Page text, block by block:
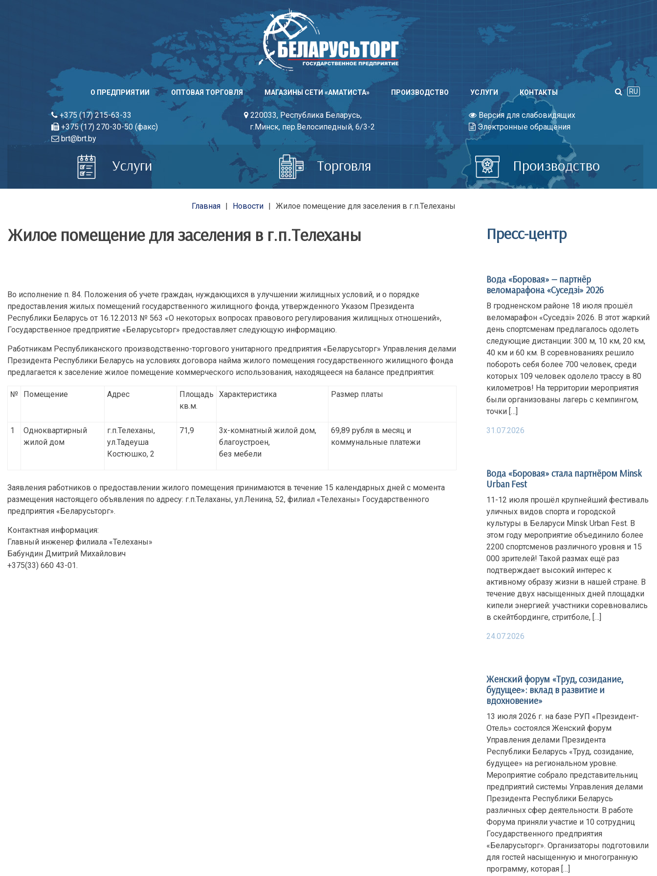
О ПРЕДПРИЯТИИ ОПТОВАЯ ТОРГОВЛЯ МАГАЗИНЫ СЕТИ «АМАТИСТА» ПРОИЗВОДСТВО УСЛУГИ КОНТАКТЫ RU
+375 (17) 215-63-33
+375 (17) 270-30-50 (факс)
brt@brt.by
220033, Республика Беларусь,
г.Минск, пер.Велосипедный, 6/3-2
Версия для слабовидящих
Электронные обращения
Услуги Торговля Производство
Главная Новости Жилое помещение для заселения в г.п.Телеханы
Жилое помещение для заселения в г.п.Телеханы
Во исполнение п. 84. Положения об учете граждан, нуждающихся в улучшении жилищных условий, и о порядке
предоставления жилых помещений государственного жилищного фонда, утвержденного Указом Президента
Республики Беларусь от 16.12.2013 № 563 «О некоторых вопросах правового регулирования жилищных отношений»,
Государственное предприятие «Беларусьторг» предоставляет следующую информацию.
Работникам Республиканского производственно-торгового унитарного предприятия «Беларусьторг» Управления делами
Президента Республики Беларусь на условиях договора найма жилого помещения государственного жилищного фонда
предлагается к заселение жилое помещение коммерческого использования, находящееся на балансе предприятия:
№ Помещение Адрес
Площадь
кв.м.
Характеристика Размер платы
1
Одноквартирный
жилой дом
г.п.Телеханы,
ул.Тадеуша
Костюшко, 2
71,9
3х-комнатный жилой дом,
благоустроен,
без мебели
69,89 рубля в месяц и
коммунальные платежи
Заявления работников о предоставлении жилого помещения принимаются в течение 15 календарных дней с момента
размещения настоящего объявления по адресу: г.п.Телаханы, ул.Ленина, 52, филиал «Телеханы» Государственного
предприятия «Беларусьторг».
Контактная информация:
Главный инженер филиала «Телеханы»
Бабундин Дмитрий Михайлович
+375(33) 660 43-01.
Пресс-центр
Вода «Боровая» — партнёр
веломарафона «Суседзi» 2026
В гродненском районе 18 июля прошёл
веломарафон «Суседзi» 2026. В этот жаркий
день спортсменам предлагалось одолеть
следующие дистанции: 300 м, 10 км, 20 км,
40 км и 60 км. В соревнованиях решило
побороть себя более 700 человек, среди
которых 109 человек одолело трассу в 80
километров! На территории мероприятия
были организованы лагерь с кемпингом,
точки […]
31.07.2026
Вода «Боровая» стала партнёром Minsk
Urban Fest
11-12 июля прошёл крупнейший фестиваль
уличных видов спорта и городской
культуры в Беларуси Minsk Urban Fest. В
этом году мероприятие объединило более
2200 спортсменов различного уровня и 15
000 зрителей! Такой размах ещё раз
подтверждает высокий интерес к
активному образу жизни в нашей стране. В
течение двух насыщенных дней площадки
кипели энергией: участники соревновались
в скейтбординге, стритболе, […]
24.07.2026
Женский форум «Труд, созидание,
будущее»: вклад в развитие и
вдохновение»
13 июля 2026 г. на базе РУП «Президент-
Отель» состоялся Женский форум
Управления делами Президента
Республики Беларусь «Труд, созидание,
будущее» на региональном уровне.
Мероприятие собрало представительниц
предприятий системы Управления делами
Президента Республики Беларусь
различных сфер деятельности. В работе
Форума приняли участие и 10 сотрудниц
Государственного предприятия
«Беларусьторг». Организаторы подготовили
для гостей насыщенную и многогранную
программу, которая […]